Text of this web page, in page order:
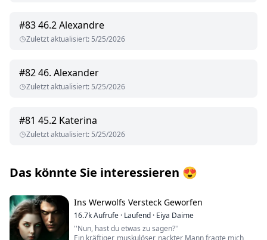
#8346.2 Alexandre
Zuletzt aktualisiert: 5/25/2026
#8246. Alexander
Zuletzt aktualisiert: 5/25/2026
#81 45.2 Katerina
Zuletzt aktualisiert: 5/25/2026
Das könnte Sie interessieren 😍
Ins Werwolfs Versteck Geworfen
16.7kAufrufe · Laufend · Eiya Daime
''Nun, hast du etwas zu sagen?''